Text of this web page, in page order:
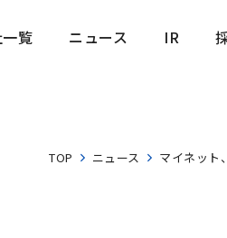
覧
ニュース
IR
TOP ニュース マイネット